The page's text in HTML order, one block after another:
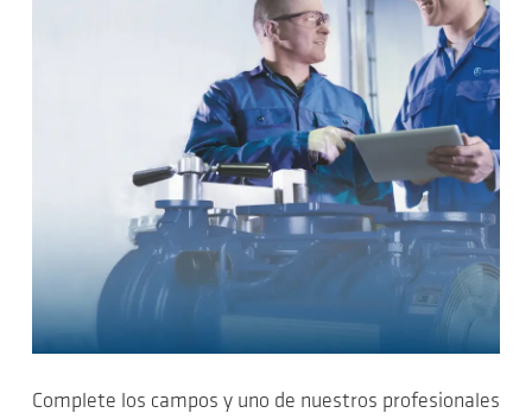
Complete los campos y uno de nuestros profesionales